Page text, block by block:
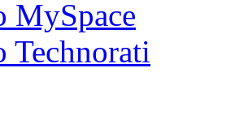
MySpace
Technorati